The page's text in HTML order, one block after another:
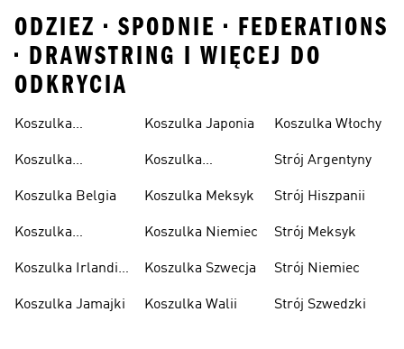
ODZIEZ • SPODNIE • FEDERATIONS
• DRAWSTRING I WIĘCEJ DO
ODKRYCIA
Koszulka
Koszulka
Koszulka Belgia
Koszulka
Koszulka Irlandii
Koszulka Jamajki
Koszulka Japonia
Koszulka
Koszulka Meksyk
Koszulka Niemiec
Koszulka Szwecja
Koszulka Walii
Koszulka Włochy
Strój Argentyny
Strój Hiszpanii
Strój Meksyk
Strój Niemiec
Strój Szwedzki